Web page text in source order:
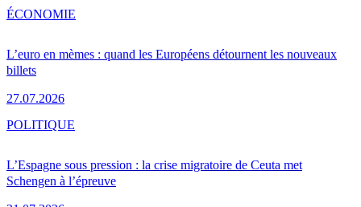
L’euro en mèmes : quand les Européens détournent les nouveaux
billets
27.07.2026
ÉCONOMIE
L’Espagne sous pression : la crise migratoire de Ceuta met
Schengen à l’épreuve
POLITIQUE